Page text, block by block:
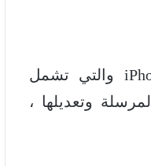
يوفر iOS16 العديد من الميزات والتحسينات الجديدة على أجهزة iPhone والتي تشمل
وتعديلها ،